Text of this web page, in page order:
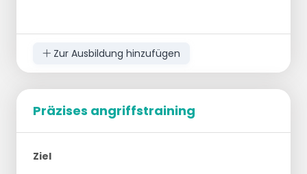
Reihe bei den Verteidigern ein.
Nach 10 Bällen durchwechseln.
Ziel
Kontrolle über die Verteidigung und
Vorbereitung für ein Set-Up.
Stellen Sie sicher, dass das Set-Up hoch
genug ist und auf den richtigen "Arm" für
Zur Ausbildung hinzufügen
Präzises angriffstraining
Ziel